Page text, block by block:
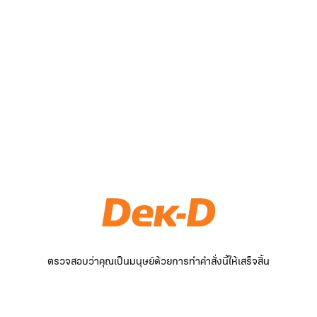
ตรวจสอบว่าคุณเป็นมนุษย์ด้วยการทำคำสั่งนี้ให้เสร็จสิ้น